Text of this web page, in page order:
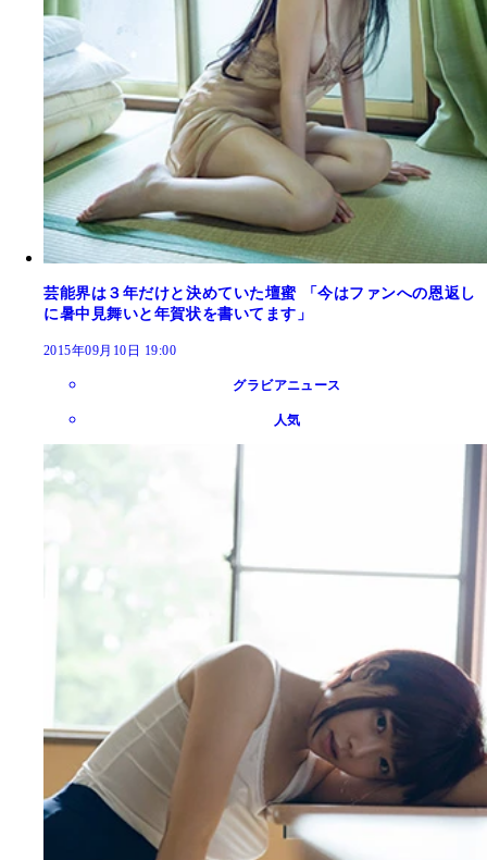
芸能界は３年だけと決めていた壇蜜 「今はファンへの恩返し
に暑中見舞いと年賀状を書いてます」
2015年09月10日 19:00
グラビアニュース
人気